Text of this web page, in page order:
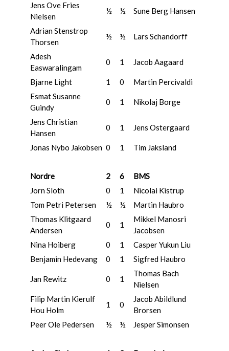
Jens Ove Fries
Nielsen
½ ½ Sune Berg Hansen
Adrian Stenstrop
Thorsen
½ ½ Lars Schandorff
Adesh
Easwaralingam
0 1 Jacob Aagaard
Bjarne Light 1 0
Martin Percivaldi
Esmat Susanne
Guindy
0 1 Nikolaj Borge
Jens Christian
Hansen
0 1 Jens Ostergaard
Jonas Nybo Jakobsen 0 1 Tim Jaksland
Nordre 2 6
BMS
Jorn Sloth
0 1
Nicolai Kistrup
Tom Petri Petersen
½ ½
Martin Haubro
Thomas Klitgaard
Andersen
0 1
Mikkel Manosri
Jacobsen
Nina Hoiberg
0 1
Casper Yukun Liu
Benjamin Hedevang
0 1 Sigfred Haubro
Jan Rewitz 0 1
Thomas Bach
Nielsen
Filip Martin Kierulf
Hou Holm
1 0
Jacob Abildlund
Brorsen
Peer Ole Pedersen
½ ½ Jesper Simonsen